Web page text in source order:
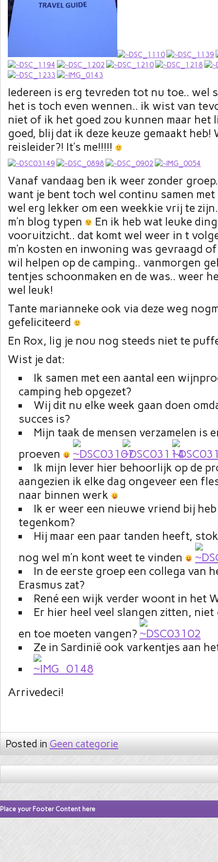
Iedereen is erg tevreden tot nu toe.. wel
het is toch even wennen.. ik wist van
niet of ik het goed zou kunnen maar het
goed, blij dat ik deze keuze gemaakt heb!
reisleider?! It’s me!!!!!
Vanaf vandaag ben ik weer zonder
want je bent toch wel continu samen
wel erg lekker om een weekkie vrij te
m’n blog typen
En ik heb wat leuke
vooruitzicht.. dat komt wel weer in t
m’n kosten en inwoning was gevraagd
wil helpen op de camping.. vanmorgen
tentjes schoonmaken en de was.. weer
wel leuk!
Tante marianneke ook via deze weg
gefeliciteerd
En Rox, lig je nou nog steeds niet te
Wist je dat:
Ik samen met een aantal een
camping heb opgezet?
Wij dit nu elke week gaan doen
succes is?
Mijn taak de mensen verzamelen is
proeven
Ik mijn lever hier behoorlijk op de
aangezien ik elke dag ongeveer een
naar binnen werk
Ik er weer een nieuwe vriend bij
tegenkom?
Hij maar een paar tanden heeft,
nog wel m’n kont weet te vinden
In de eerste groep een collega van
Erasmus zat?
René een wijk verder woont in het
Er hier heel veel slangen zitten,
en toe moeten vangen?
Ze in Sardinië ook varkentjes aan
Arrivedeci!
Posted in Geen categorie
Place your Footer Content here